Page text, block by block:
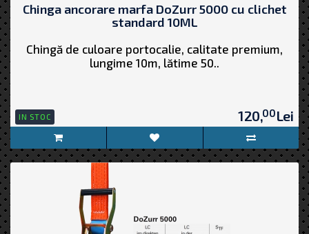
Chinga ancorare marfa DoZurr 5000 cu clichet
standard 10ML
Chingă de culoare portocalie, calitate premium,
lungime 10m, lătime 50..
IN STOC 120,00Lei